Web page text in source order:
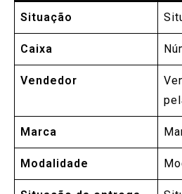
Situação
Caixa
Vendedor
Marca
Modalidade